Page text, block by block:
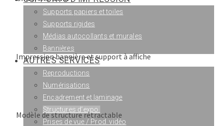
Supports papiers et toiles
Supports rigides
Médias autocollants et murales
Bannières
AUTRES SERVICES
Reproductions
Numérisations
Encadrement et laminage
Structures d’expo.
Prises de vue / Prod. vidéo
Impression bannière et support à affiche
Modèle de structure rétractable